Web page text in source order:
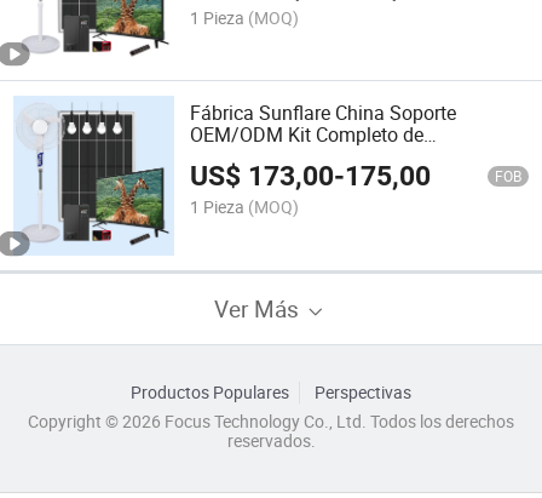
1 Pieza (MOQ)
Fábrica Sunflare China Soporte
OEM/ODM Kit Completo de
Iluminación Solar 100W con 5W
Bombillas Batería Recargable
12.8V/24ah, Televisor, Ventilador y
Radio
US$ 173,00-175,00 FOB
1 Pieza (MOQ)
Ver Más
Productos Populares
Perspectivas
Copyright © 2026 Focus Technology Co., Ltd. Todos los derechos
reservados.